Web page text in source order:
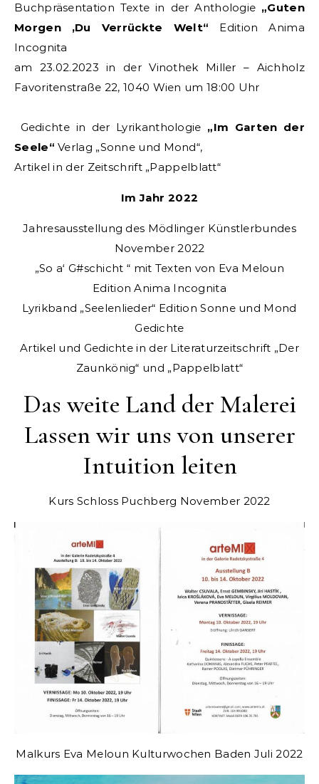
Buchpräsentation Texte in der Anthologie „Guten
Morgen ,Du Verrückte Welt“ Edition Anima
Incognita
am 23.02.2023 in der Vinothek Miller – Aichholz
Favoritenstraße 22, 1040 Wien um 18:00 Uhr
Gedichte in der Lyrikanthologie „Im Garten der
Seele“ Verlag „Sonne und Mond“,
Artikel in der Zeitschrift „Pappelblatt“
Im Jahr 2022
Jahresausstellung des Mödlinger Künstlerbundes
November 2022
„So a‘ G#schicht “ mit Texten von Eva Meloun
Edition Anima Incognita
Lyrikband „Seelenlieder“ Edition Sonne und Mond
Gedichte
Artikel und Gedichte in der Literaturzeitschrift „Der
Zaunkönig“ und „Pappelblatt“
Das weite Land der Malerei
Lassen wir uns von unserer
Intuition leiten
Kurs Schloss Puchberg November 2022
Malkurs Eva Meloun Kulturwochen Baden Juli 2022